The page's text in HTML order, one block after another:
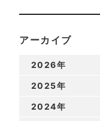
アーカイブ
2026年
2025年
2024年